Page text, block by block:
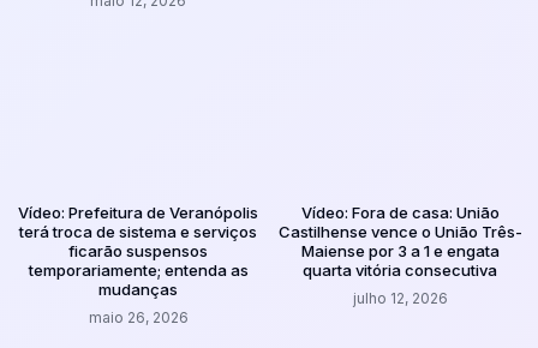
Vídeo: Prefeitura de Veranópolis
terá troca de sistema e serviços
ficarão suspensos
temporariamente; entenda as
mudanças
maio 26, 2026
Vídeo: Fora de casa: União
Castilhense vence o União Três-
Maiense por 3 a 1 e engata
quarta vitória consecutiva
julho 12, 2026